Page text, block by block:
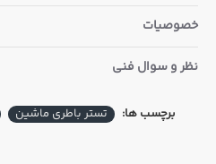
خصوصیات
نظر و سوال فنی
برچسب ها: تستر باطری ماشین